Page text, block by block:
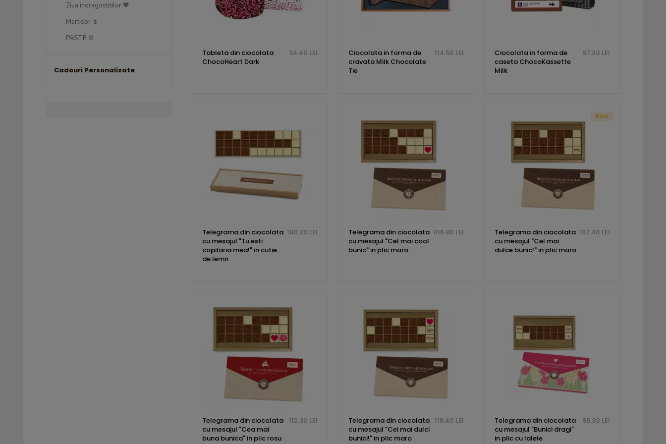
Ziua indragostitilor 💖
Martisor 🌷
PASTE 🐰
Cadouri Personalizate
Tableta din ciocolata
ChocoHeart Dark
34.40 LEI
Ciocolata in forma de
cravata Milk Chocolate
Tie
114.50 LEI
Ciocolata in forma de
caseta ChocoKassette
Milk
57.20 LEI
Telegrama din ciocolata
cu mesajul "Tu esti
copilaria mea!" in cutie
de lemn
180.20 LEI
Telegrama din ciocolata
cu mesajul "Cel mai cool
bunic" in plic maro
106.80 LEI
NOU
Telegrama din ciocolata
cu mesajul "Cel mai
dulce bunic!" in plic maro
107.40 LEI
Telegrama din ciocolata
cu mesajul "Cea mai
buna bunica" in plic rosu
112.30 LEI
Telegrama din ciocolata
cu mesajul "Cei mai dulci
bunici!" in plic maro
118.40 LEI
Telegrama din ciocolata
cu mesajul "Bunici dragi"
in plic cu lalele
95.30 LEI